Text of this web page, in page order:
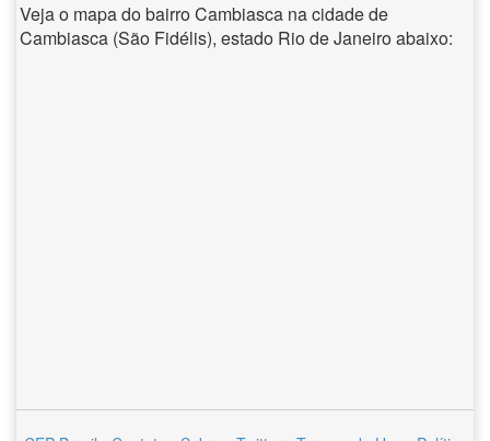
Veja o mapa do bairro Cambiasca na cidade de
Cambiasca (São Fidélis), estado Rio de Janeiro abaixo: